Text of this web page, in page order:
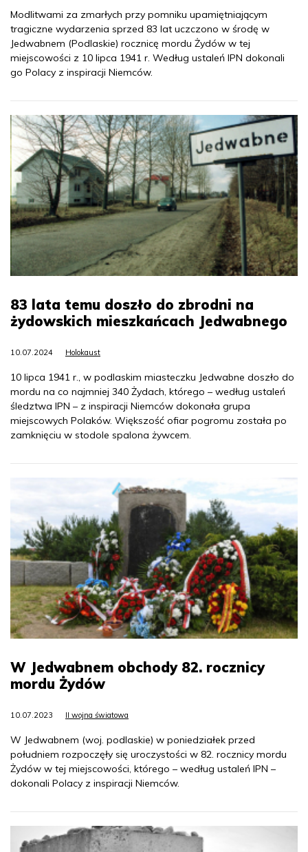
Modlitwami za zmarłych przy pomniku upamiętniającym
tragiczne wydarzenia sprzed 83 lat uczczono w środę w
Jedwabnem (Podlaskie) rocznicę mordu Żydów w tej
miejscowości z 10 lipca 1941 r. Według ustaleń IPN dokonali
go Polacy z inspiracji Niemców.
83 lata temu doszło do zbrodni na
żydowskich mieszkańcach Jedwabnego
10.07.2024 Holokaust
10 lipca 1941 r., w podlaskim miasteczku Jedwabne doszło do
mordu na co najmniej 340 Żydach, którego – według ustaleń
śledztwa IPN – z inspiracji Niemców dokonała grupa
miejscowych Polaków. Większość ofiar pogromu została po
zamknięciu w stodole spalona żywcem.
W Jedwabnem obchody 82. rocznicy
mordu Żydów
10.07.2023 II wojna światowa
W Jedwabnem (woj. podlaskie) w poniedziałek przed
południem rozpoczęły się uroczystości w 82. rocznicy mordu
Żydów w tej miejscowości, którego – według ustaleń IPN –
dokonali Polacy z inspiracji Niemców.